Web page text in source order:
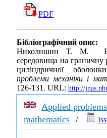
PDF
Бібліографічний опис:
Николишин Т. М.
середовища на граничну
циліндричної
проблеми механіки і
126-131. URL: http://
Applied
mathematics /